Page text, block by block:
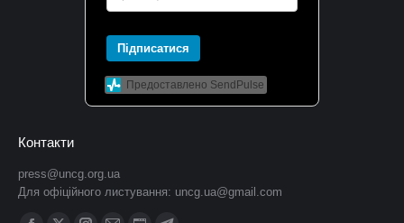
Підписатися
Предоставлено SendPulse
Контакти
press@uncg.org.ua
Для офіційного листування: uncg.ua@gmail.com
Find us on: